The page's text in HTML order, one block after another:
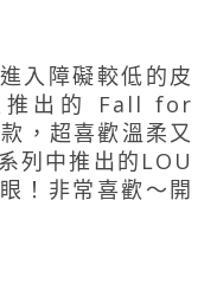
推出的 Fall for
，超喜歡溫柔又
列中推出的LOU
！非常喜歡～開